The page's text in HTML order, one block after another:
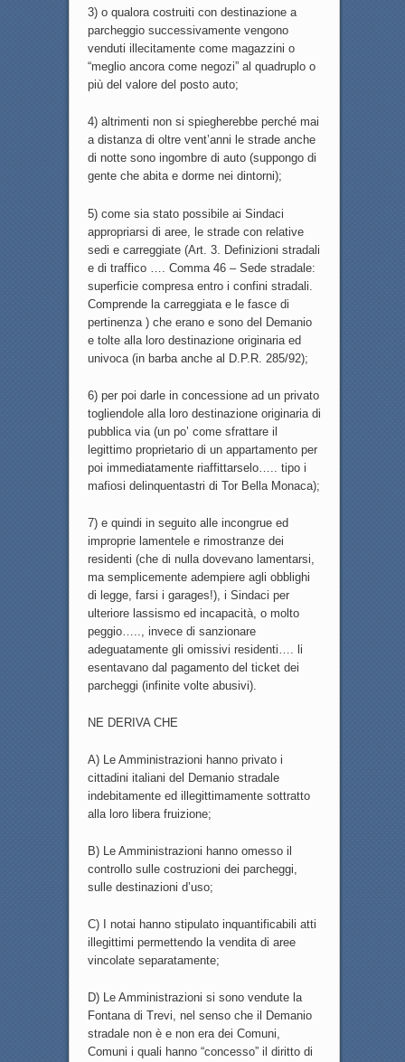
3) o qualora costruiti con destinazione a
parcheggio successivamente vengono
venduti illecitamente come magazzini o
“meglio ancora come negozi” al quadruplo o
più del valore del posto auto;
4) altrimenti non si spiegherebbe perché mai
a distanza di oltre vent’anni le strade anche
di notte sono ingombre di auto (suppongo di
gente che abita e dorme nei dintorni);
5) come sia stato possibile ai Sindaci
appropriarsi di aree, le strade con relative
sedi e carreggiate (Art. 3. Definizioni stradali
e di traffico …. Comma 46 – Sede stradale:
superficie compresa entro i confini stradali.
Comprende la carreggiata e le fasce di
pertinenza ) che erano e sono del Demanio
e tolte alla loro destinazione originaria ed
univoca (in barba anche al D.P.R. 285/92);
6) per poi darle in concessione ad un privato
togliendole alla loro destinazione originaria di
pubblica via (un po’ come sfrattare il
legittimo proprietario di un appartamento per
poi immediatamente riaffittarselo….. tipo i
mafiosi delinquentastri di Tor Bella Monaca);
7) e quindi in seguito alle incongrue ed
improprie lamentele e rimostranze dei
residenti (che di nulla dovevano lamentarsi,
ma semplicemente adempiere agli obblighi
di legge, farsi i garages!), i Sindaci per
ulteriore lassismo ed incapacità, o molto
peggio….., invece di sanzionare
adeguatamente gli omissivi residenti…. li
esentavano dal pagamento del ticket dei
parcheggi (infinite volte abusivi).
NE DERIVA CHE
A) Le Amministrazioni hanno privato i
cittadini italiani del Demanio stradale
indebitamente ed illegittimamente sottratto
alla loro libera fruizione;
B) Le Amministrazioni hanno omesso il
controllo sulle costruzioni dei parcheggi,
sulle destinazioni d’uso;
C) I notai hanno stipulato inquantificabili atti
illegittimi permettendo la vendita di aree
vincolate separatamente;
D) Le Amministrazioni si sono vendute la
Fontana di Trevi, nel senso che il Demanio
stradale non è e non era dei Comuni,
Comuni i quali hanno “concesso” il diritto di